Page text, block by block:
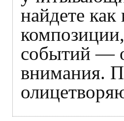
найдете
событий —
внимания.